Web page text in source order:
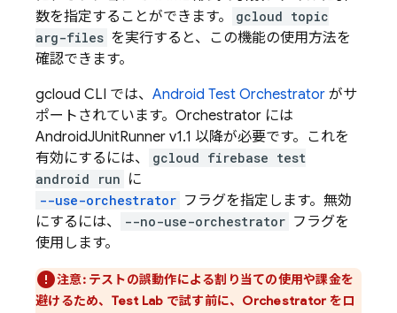
数を指定することができます。
gcloud topic
arg-files を実行すると、この機能の使用方法を
確認できます。
gcloud CLI では、 Android Test Orchestrator がサ
ポートされています。Orchestrator には
AndroidJUnitRunner v1.1 以降が必要です。これを
有効にするには、
gcloud firebase test
android run に
--use-orchestrator フラグを指定します。無効
にするには、
--no-use-orchestrator フラグを
使用します。
注意: テストの誤動作による割り当ての使用や課金を
避けるため、 Test Lab で試す前に、Orchestrator をロ